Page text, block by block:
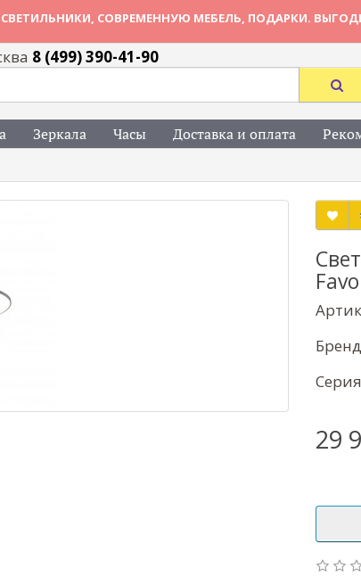
СОВРЕМЕННУЮ МЕБЕЛЬ, ПОДАРКИ.
8 (499) 390-41-90
Зеркала Часы Доставка и оплата
29